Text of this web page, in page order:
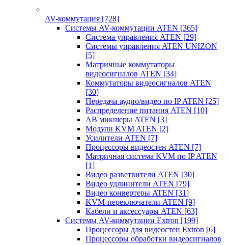
AV-коммутация [728]
Системы AV-коммутации ATEN [365]
Система управления ATEN [29]
Системы управления ATEN UNIZON
[5]
Матричные коммутаторы
видеосигналов ATEN [34]
Коммутаторы видеосигналов ATEN
[30]
Передача аудио/видео по IP ATEN [25]
Распределение питания ATEN [10]
АВ микшеры ATEN [3]
Модули KVM ATEN [2]
Усилители ATEN [7]
Процессоры видеостен ATEN [7]
Матричная система KVM по IP ATEN
[1]
Видео разветвители ATEN [30]
Видео удлинители ATEN [79]
Видео конвертеры ATEN [31]
KVM-переключатели ATEN [9]
Кабели и аксессуары ATEN [63]
Системы AV-коммутации Extron [199]
Процессоры для видеостен Extron [6]
Процессоры обработки видеосигналов